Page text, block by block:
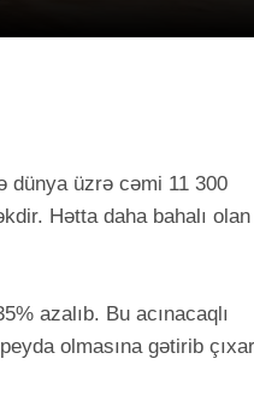
dünya üzrə cəmi 11 300
Hətta daha bahalı olan
azalıb. Bu acınacaqlı
olmasına gətirib